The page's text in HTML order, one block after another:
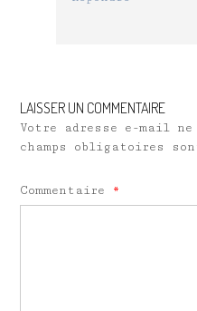
LAISSER UN COMMENTAIRE
Votre adresse e-mail
champs obligatoires
Commentaire *